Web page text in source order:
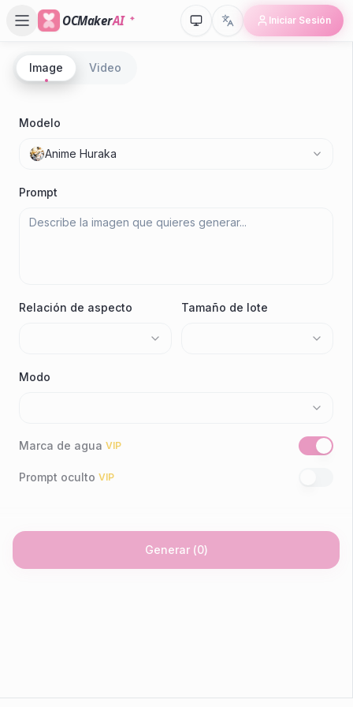
OCMakerAI Iniciar Sesión
Image Video
Modelo
Anime Huraka
Prompt
Relación de aspecto Tamaño de lote
Modo
Marca de agua VIP
Prompt oculto VIP
Generar (0)